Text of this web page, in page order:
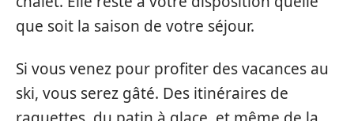
que soit la saison de votre séjour.
Si vous venez pour profiter des vacances au
ski, vous serez gâté. Des itinéraires de